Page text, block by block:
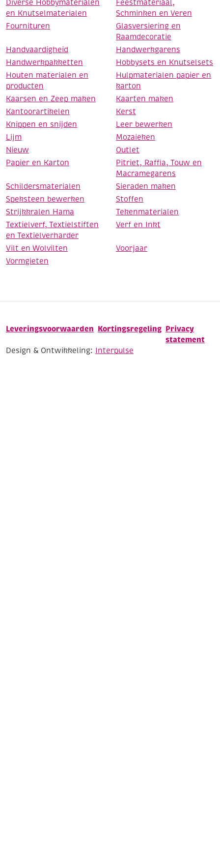
Diverse Hobbymaterialen
en Knutselmaterialen
Feestmateriaal,
Schminken en Veren
Fournituren
Glasversiering en
Raamdecoratie
Handvaardigheid
Handwerkgarens
Handwerkpakketten
Hobbysets en Knutselsets
Houten materialen en
producten
Hulpmaterialen papier en
karton
Kaarsen en Zeep maken
Kaarten maken
Kantoorartikelen
Kerst
Knippen en snijden
Leer bewerken
Lijm
Mozaieken
Nieuw
Outlet
Papier en Karton
Pitriet, Raffia, Touw en
Macramegarens
Schildersmaterialen
Sieraden maken
Speksteen bewerken
Stoffen
Strijkkralen Hama
Tekenmaterialen
Textielverf, Textielstiften
en Textielverharder
Verf en Inkt
Vilt en Wolvilten
Voorjaar
Vormgieten
Leveringsvoorwaarden Kortingsregeling Privacy
statement
Design & Ontwikkeling: Interpulse